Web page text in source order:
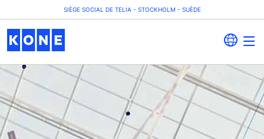
SIÈGE SOCIAL DE TELIA - STOCKHOLM - SUÈDE